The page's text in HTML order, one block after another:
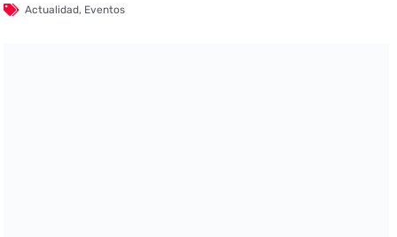
Actualidad, Eventos